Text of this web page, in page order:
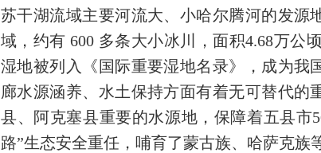
苏干湖流域主要河流大、小哈尔腾河的发源
域，约有 600 多条大小冰川，面积4.68万公
湿地被列入《国际重要湿地名录》，成为我
廊水源涵养、水土保持方面有着无可替代
县、阿克塞县重要的水源地，保障着五县市
路”生态安全重任，哺育了蒙古族、哈萨克族